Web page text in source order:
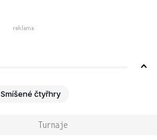
Smíšené čtyřhry
Turnaje